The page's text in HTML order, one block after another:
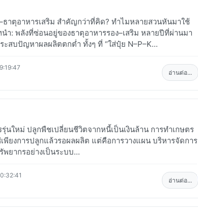
ธาตุอาหารเสริม สำคัญกว่าที่คิด? ทำไมหลายสวนหันมาใช้
ำ: พลังที่ซ่อนอยู่ของธาตุอาหารรอง–เสริม หลายปีที่ผ่านมา
ะสบปัญหาผลผลิตตกต่ำ ทั้งๆ ที่ “ใส่ปุ๋ย N–P–K...
อ่านต่อ...
รุ่นใหม่ ปลูกพืชเปลี่ยนชีวิตจากหนี้เป็นเงินล้าน การทำเกษตร
พียงการปลูกแล้วรอผลผลิต แต่คือการวางแผน บริหารจัดการ
พยากรอย่างเป็นระบบ...
อ่านต่อ...